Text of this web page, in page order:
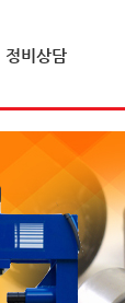
정비상담